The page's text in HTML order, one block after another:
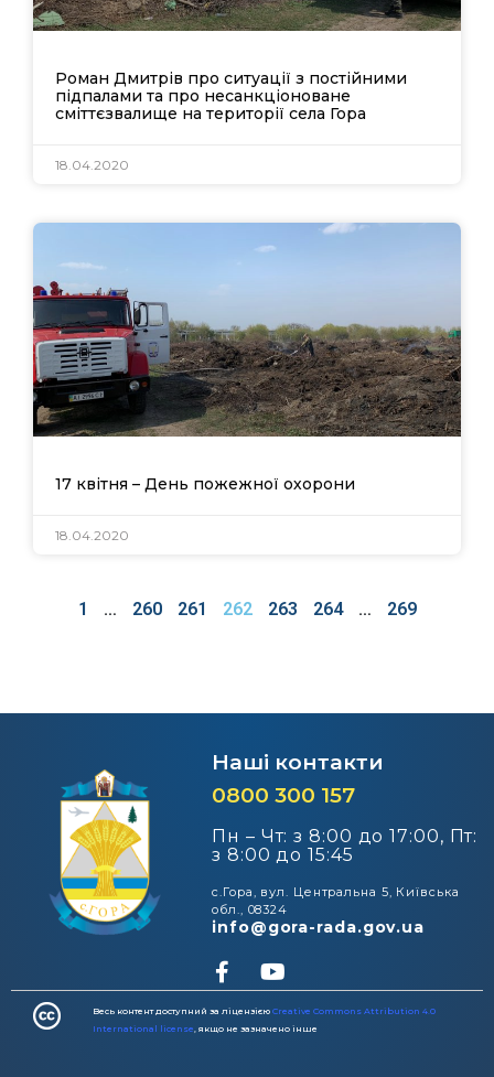
Роман Дмитрів про ситуації з постійними
підпалами та про несанкціоноване
сміттєзвалище на території села Гора
18.04.2020
17 квітня – День пожежної охорони
18.04.2020
1 … 260 261 262 263 264 … 269
Наші контакти
0800 300 157
Пн – Чт: з 8:00 до 17:00, Пт:
з 8:00 до 15:45
с.Гора, вул. Центральна 5, Київська
обл., 08324
info@gora-rada.gov.ua
Весь контент доступний за ліцензієюCreative Commons Attribution 4.0
International license , якщо не зазначено інше​